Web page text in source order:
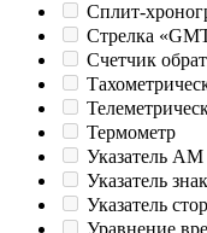
Сплит-
Стрелка
Счетчик
Термометр
Указатель
Указатель
Указатель